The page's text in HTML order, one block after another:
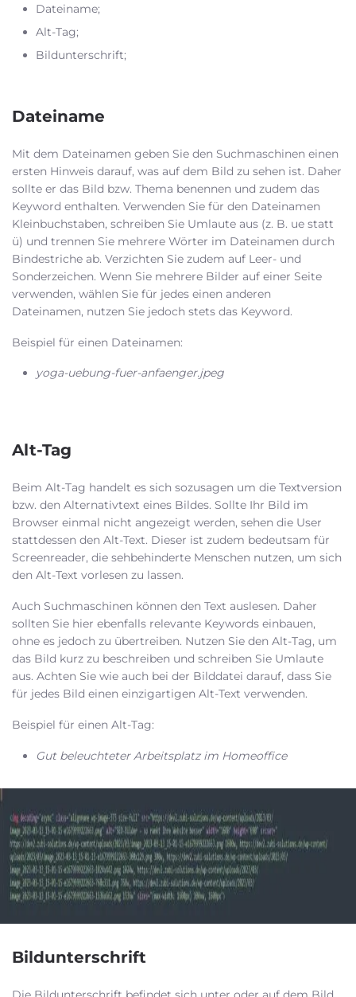
Dateiname;
Alt-Tag;
Bildunterschrift;
Dateiname
Mit dem Dateinamen geben Sie den Suchmaschinen einen
ersten Hinweis darauf, was auf dem Bild zu sehen ist. Daher
sollte er das Bild bzw. Thema benennen und zudem das
Keyword enthalten. Verwenden Sie für den Dateinamen
Kleinbuchstaben, schreiben Sie Umlaute aus (z. B. ue statt
ü) und trennen Sie mehrere Wörter im Dateinamen durch
Bindestriche ab. Verzichten Sie zudem auf Leer- und
Sonderzeichen. Wenn Sie mehrere Bilder auf einer Seite
verwenden, wählen Sie für jedes einen anderen
Dateinamen, nutzen Sie jedoch stets das Keyword.
Beispiel für einen Dateinamen:
yoga-uebung-fuer-anfaenger.jpeg
Alt-Tag
Beim Alt-Tag handelt es sich sozusagen um die Textversion
bzw. den Alternativtext eines Bildes. Sollte Ihr Bild im
Browser einmal nicht angezeigt werden, sehen die User
stattdessen den Alt-Text. Dieser ist zudem bedeutsam für
Screenreader, die sehbehinderte Menschen nutzen, um sich
den Alt-Text vorlesen zu lassen.
Auch Suchmaschinen können den Text auslesen. Daher
sollten Sie hier ebenfalls relevante Keywords einbauen,
ohne es jedoch zu übertreiben. Nutzen Sie den Alt-Tag, um
das Bild kurz zu beschreiben und schreiben Sie Umlaute
aus. Achten Sie wie auch bei der Bilddatei darauf, dass Sie
für jedes Bild einen einzigartigen Alt-Text verwenden.
Beispiel für einen Alt-Tag:
Gut beleuchteter Arbeitsplatz im Homeoffice
Bildunterschrift